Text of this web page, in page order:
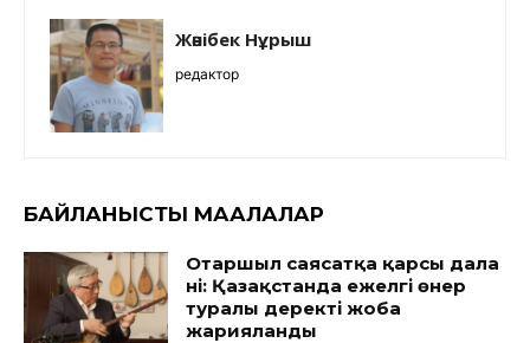
Жәнібек Нұрыш
редактор
БАЙЛАНЫСТЫ МАҚАЛАЛАР
Отаршыл саясатқа қарсы дала
үні: Қазақстанда ежелгі өнер
туралы деректі жоба
жарияланды